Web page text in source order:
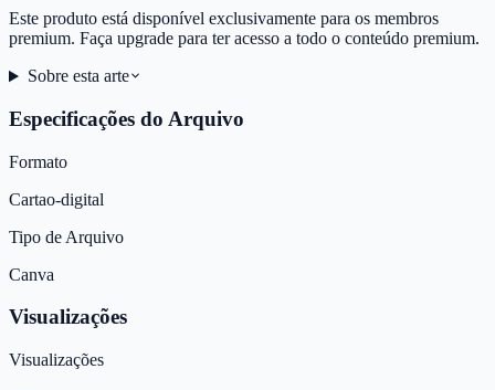
Este produto está disponível exclusivamente para os membros
premium. Faça upgrade para ter acesso a todo o conteúdo premium.
Sobre esta arte
Especificações do Arquivo
Formato
Cartao-digital
Tipo de Arquivo
Canva
Visualizações
Visualizações